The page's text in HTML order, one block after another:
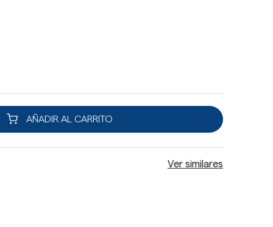
AÑADIR AL CARRITO
Ver similares